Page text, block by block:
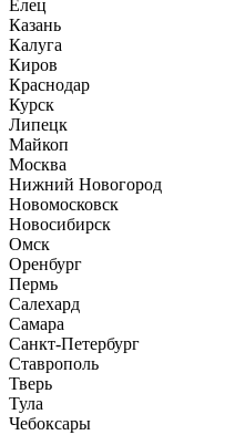
Елец
Казань
Калуга
Киров
Краснодар
Курск
Липецк
Майкоп
Москва
Нижний Новогород
Новомосковск
Новосибирск
Омск
Оренбург
Пермь
Салехард
Самара
Санкт-Петербург
Ставрополь
Тверь
Тула
Чебоксары